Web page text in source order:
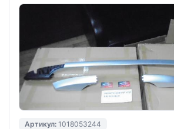
Артикул: 1018053244